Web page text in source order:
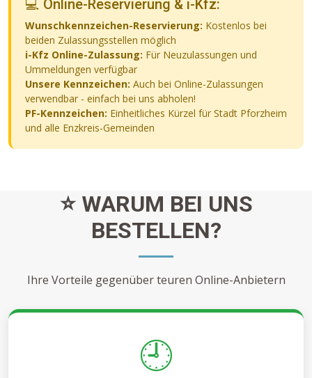
💻 Online-Reservierung & i-Kfz:
Wunschkennzeichen-Reservierung: Kostenlos bei
beiden Zulassungsstellen möglich
i-Kfz Online-Zulassung: Für Neuzulassungen und
Ummeldungen verfügbar
Unsere Kennzeichen: Auch bei Online-Zulassungen
verwendbar - einfach bei uns abholen!
PF-Kennzeichen: Einheitliches Kürzel für Stadt Pforzheim
und alle Enzkreis-Gemeinden
⭐ WARUM BEI UNS
BESTELLEN?
Ihre Vorteile gegenüber teuren Online-Anbietern
🕘